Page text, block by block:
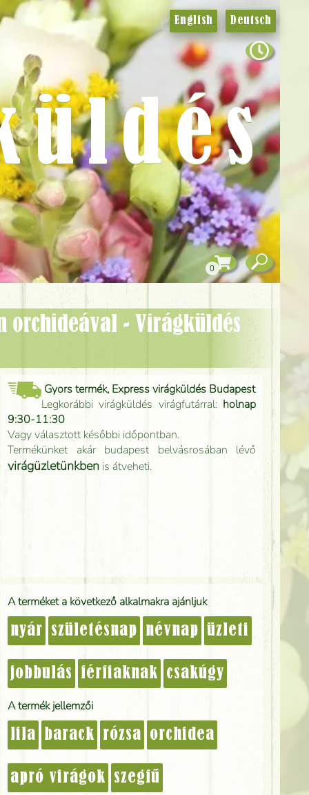
Gyors termék, Express virágküldés Budapest
Legkorábbi virágküldés virágfutárral: holnap
9:30-11:30
Vagy választott későbbi időpontban.
Termékünket akár budapest belvásrosában lévő
virágüzletünkben is átveheti.
A terméket a következő alkalmakra ajánljuk
nyár születésnap névnap üzleti
jobbulás férfiaknak csakúgy
A termék jellemzői
lila barack rózsa orchidea
apró virágok szegfű
English Deutsch
0